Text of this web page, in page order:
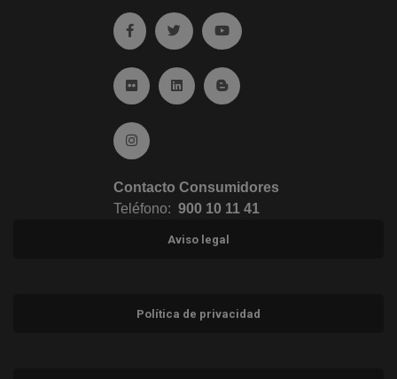
Ir a facebook (abre en ventana nueva)
Ir a twitter (abre en ventana nueva)
Ir a YouTube (abre en
Ir a Flickr (abre en ventana nueva)
Ir a Linkedin (abre en ventana nueva)
Ir al Blog (abre en ventana
Ir a Instagram (abre en ventana nueva)
Contacto Consumidores
Teléfono: 900 10 11 41
Aviso legal
Política de privacidad